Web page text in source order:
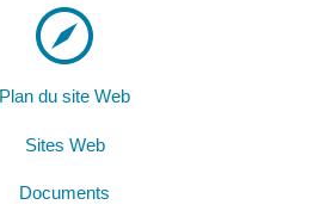
Plan du site Web
Sites Web
Documents